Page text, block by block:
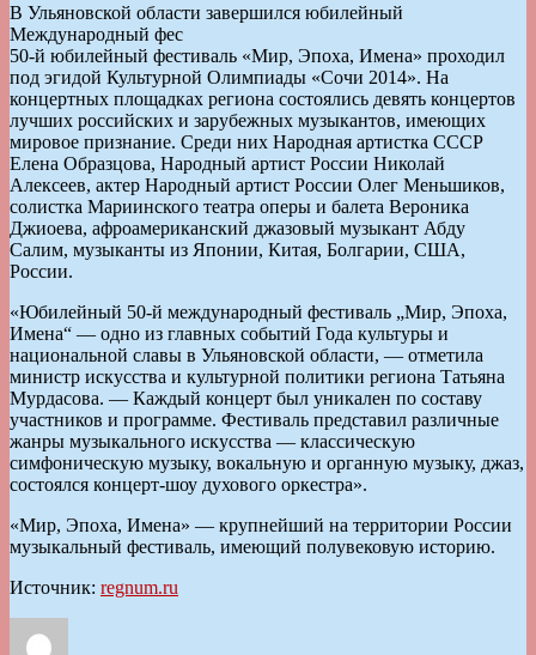
В Ульяновской области завершился юбилейный
Международный фес
50-й юбилейный фестиваль «Мир, Эпоха, Имена» проходил
под эгидой Культурной Олимпиады «Сочи 2014». На
концертных площадках региона состоялись девять концертов
лучших российских и зарубежных музыкантов, имеющих
мировое признание. Среди них Народная артистка СССР
Елена Образцова, Народный артист России Николай
Алексеев, актер Народный артист России Олег Меньшиков,
солистка Мариинского театра оперы и балета Вероника
Джиоева, афроамериканский джазовый музыкант Абду
Салим, музыканты из Японии, Китая, Болгарии, США,
России.
«Юбилейный 50-й международный фестиваль „Мир, Эпоха,
Имена“ — одно из главных событий Года культуры и
национальной славы в Ульяновской области, — отметила
министр искусства и культурной политики региона Татьяна
Мурдасова. — Каждый концерт был уникален по составу
участников и программе. Фестиваль представил различные
жанры музыкального искусства — классическую
симфоническую музыку, вокальную и органную музыку, джаз,
состоялся концерт-шоу духового оркестра».
«Мир, Эпоха, Имена» — крупнейший на территории России
музыкальный фестиваль, имеющий полувековую историю.
Источник: regnum.ru